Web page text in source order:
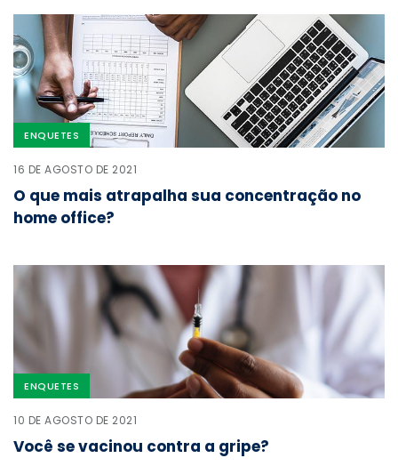
ENQUETES
16 DE AGOSTO DE 2021
O que mais atrapalha sua concentração no
home office?
ENQUETES
10 DE AGOSTO DE 2021
Você se vacinou contra a gripe?